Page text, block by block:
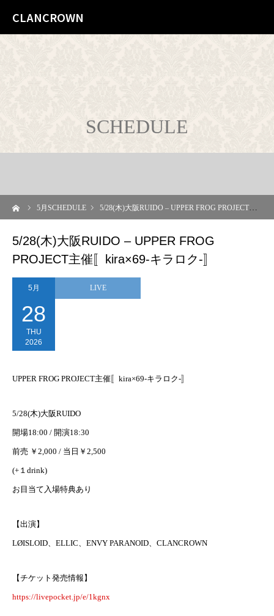
CLANCROWN
SCHEDULE
5月SCHEDULE 5/28(木)大阪RUIDO – UPPER FROG PROJECT主催〚kira×69-キラロク-〛
5/28(木)大阪RUIDO – UPPER FROG
PROJECT主催〚kira×69-キラロク-〛
5月
28
THU
2026
LIVE
UPPER FROG PROJECT主催〚kira×69-キラロク-〛
5/28(木)大阪RUIDO
開場18:00 / 開演18:30
前売 ￥2,000 / 当日￥2,500
(+１drink)
お目当て入場特典あり
【出演】
LØISLOID、ELLIC、ENVY PARANOID、CLANCROWN
【チケット発売情報】
https://livepocket.jp/e/1kgnx